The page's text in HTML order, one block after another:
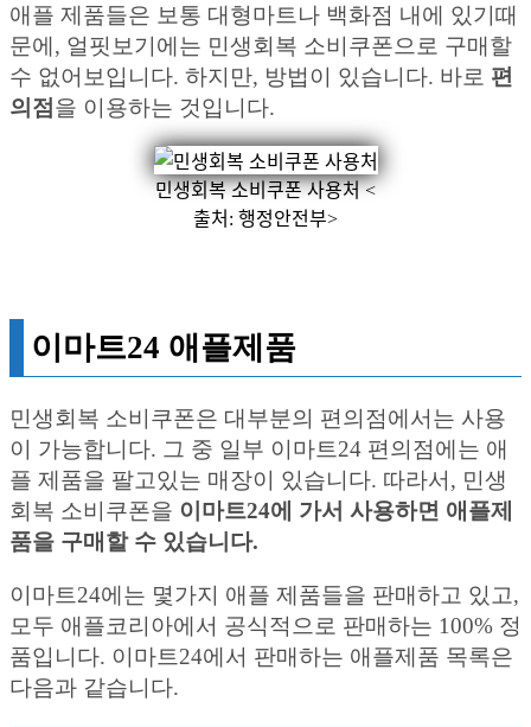
애플 제품들은 보통 대형마트나 백화점 내에 있기때
문에, 얼핏보기에는 민생회복 소비쿠폰으로 구매할
수 없어보입니다. 하지만, 방법이 있습니다. 바로 편
의점 을 이용하는 것입니다.
민생회복 소비쿠폰 사용처 <
출처: 행정안전부>
이마트24 애플제품
민생회복 소비쿠폰은 대부분의 편의점에서는 사용
이 가능합니다. 그 중 일부 이마트24 편의점에는 애
플 제품을 팔고있는 매장이 있습니다. 따라서, 민생
회복 소비쿠폰을 이마트24에 가서 사용하면 애플제
품을 구매할 수 있습니다.
이마트24에는 몇가지 애플 제품들을 판매하고 있고,
모두 애플코리아에서 공식적으로 판매하는 100% 정
품입니다. 이마트24에서 판매하는 애플제품 목록은
다음과 같습니다.